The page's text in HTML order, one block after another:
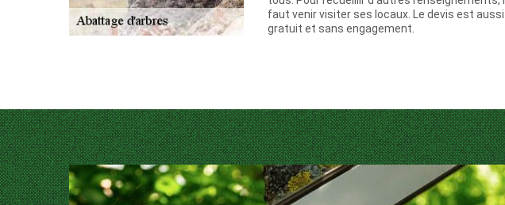
faut venir visiter ses locaux. Le devis est aussi
gratuit et sans engagement.